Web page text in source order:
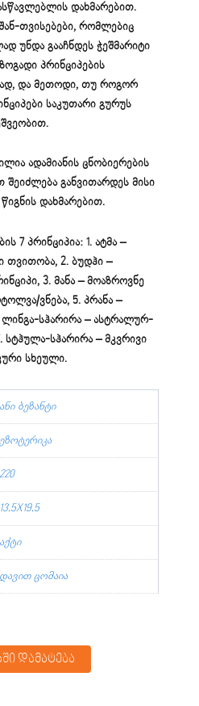
დახმარებით.
თვისებები, რომლებიც
უნდა გააჩნდეს ჭეშმარიტი
პრინციპების
და მეთოდი, თუ როგორ
საკუთარი გურუს
ადამიანის ცნობიერების
შეიძლება განვითარდეს მისი
დახმარებით.
7 პრინციპია: 1. ატმა –
თვითობა, 2. ბუდჰი –
3. მანა – მოაზროვნე
ვნება, 5. პრანა –
ლინგა-სჰარირა – ასტრალურ-
სჰარირა – მკვრივი
სხეული.
ანი ბეზანტი
ეზოტერიკა
220
13.5X19.5
აქტი
დავით ცომაია
დამატება